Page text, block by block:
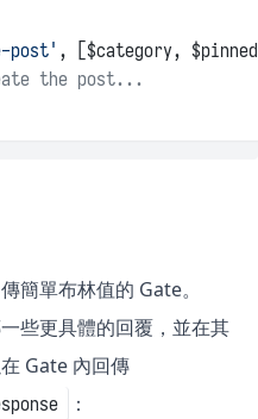
post' , [$category,
the post...
簡單布林值的 Gate。
些更具體的回覆，並在其
Gate 內回傳
：